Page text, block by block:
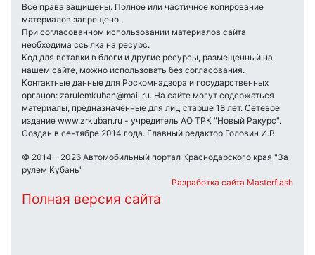
Все права защищены. Полное или частичное копирование
материалов запрещено.
При согласованном использовании материалов сайта
необходима ссылка на ресурс.
Код для вставки в блоги и другие ресурсы, размещенный на
нашем сайте, можно использовать без согласования.
Контактные данные для Роскомнадзора и государственных
органов: zarulemkuban@mail.ru. На сайте могут содержаться
материалы, предназначенные для лиц старше 18 лет. Сетевое
издание www.zrkuban.ru - учредитель АО ТРК "Новый Ракурс".
Создан в сентябре 2014 года. Главный редактор Головин И.В
© 2014 - 2026 Автомобильный портал Краснодарского края "За
рулем Кубань"
Разработка сайта Masterflash
Полная версия сайта